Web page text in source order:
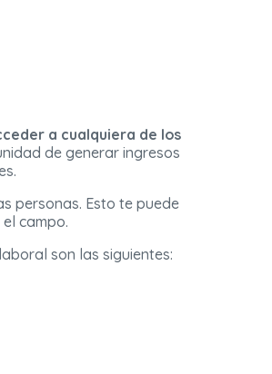
a cualquiera de los
de generar ingresos
personas. Esto te puede
campo.
son las siguientes: